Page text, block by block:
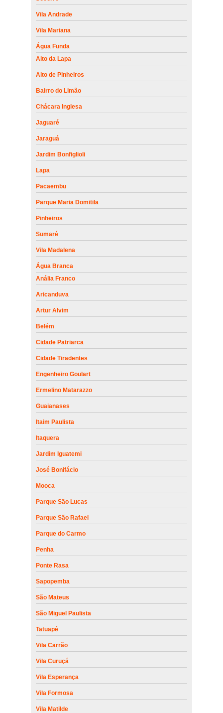
Vila Andrade
Vila Mariana
Água Funda
Alto da Lapa
Alto de Pinheiros
Bairro do Limão
Chácara Inglesa
Jaguaré
Jaraguá
Jardim Bonfiglioli
Lapa
Pacaembu
Parque Maria Domitila
Pinheiros
Sumaré
Vila Madalena
Água Branca
Anália Franco
Aricanduva
Artur Alvim
Belém
Cidade Patriarca
Cidade Tiradentes
Engenheiro Goulart
Ermelino Matarazzo
Guaianases
Itaim Paulista
Itaquera
Jardim Iguatemi
José Bonifácio
Mooca
Parque São Lucas
Parque São Rafael
Parque do Carmo
Penha
Ponte Rasa
Sapopemba
São Mateus
São Miguel Paulista
Tatuapé
Vila Carrão
Vila Curuçá
Vila Esperança
Vila Formosa
Vila Matilde